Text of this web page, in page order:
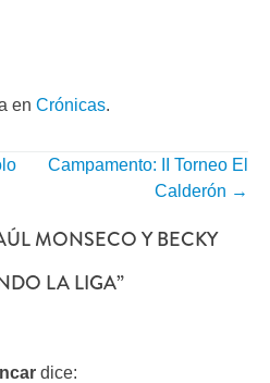
en Crónicas.
Campamento: II Torneo El
Calderón →
MONSECO Y BECKY
LA LIGA”
dice: